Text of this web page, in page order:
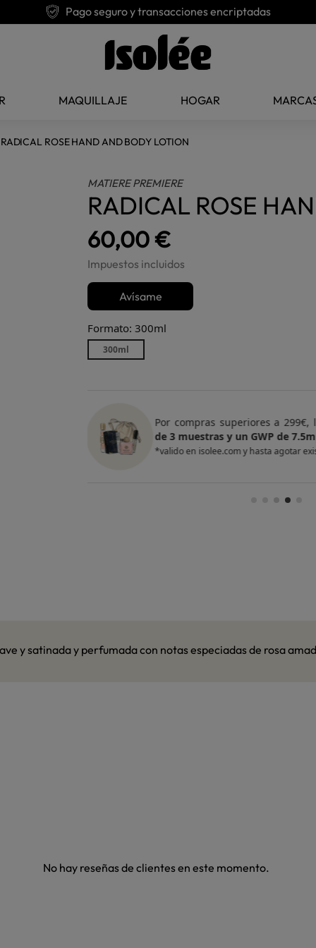
Pago seguro y transacciones encriptadas
MAQUILLAJE HOGAR
RADICAL ROSE HAND AND BODY LOTION
MATIERE PREMIERE
RADICAL ROSE
60,00 €
Impuestos incluidos
Avísame
Formato: 300ml
300ml
Por compras superiores a
de 4 muestras y 2 GWP de
*valido en isolee.com y hasta agotar
y satinada y perfumada con notas especiadas de rosa
No hay reseñas de clientes en este momento.